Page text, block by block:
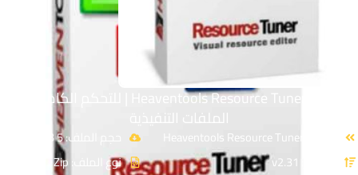
برنامج Heaventools Resource Tuner | للتحكم الكامل فى
الملفات التنفيذية
حجم الملف: 5 MB
نوع الملف: Zip